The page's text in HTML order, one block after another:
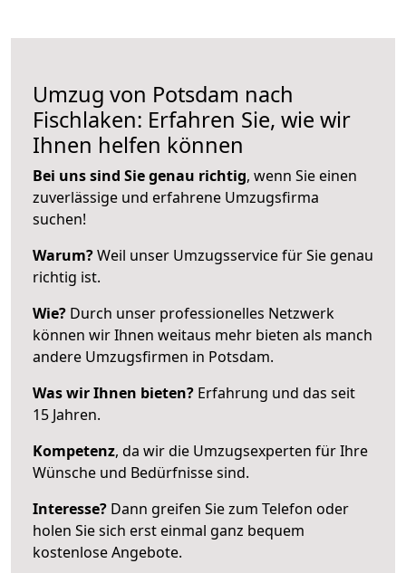
Umzug von Potsdam nach
Fischlaken: Erfahren Sie, wie wir
Ihnen helfen können
Bei uns sind Sie genau richtig, wenn Sie einen
zuverlässige und erfahrene Umzugsfirma
suchen!
Warum?Weil unser Umzugsservice für Sie genau
richtig ist.
Wie? Durch unser professionelles Netzwerk
können wir Ihnen weitaus mehr bieten als manch
andere Umzugsfirmen in Potsdam.
Was wir Ihnen bieten? Erfahrung und das seit
15 Jahren.
Kompetenz, da wir die Umzugsexperten für Ihre
Wünsche und Bedürfnisse sind.
Interesse? Dann greifen Sie zum Telefon oder
holen Sie sich erst einmal ganz bequem
kostenlose Angebote.